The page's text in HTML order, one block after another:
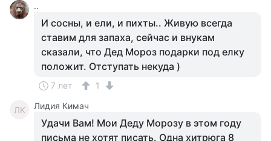
..
И сосны, и ели, и пихты.. Живую всегда
ставим для запаха, сейчас и внукам
сказали, что Дед Мороз подарки под елку
положит. Отступать некуда )
7 лет 1
ЛК Лидия Кимач
Удачи Вам! Мои Деду Морозу в этом году
письма не хотят писать. Одна хитрюга 8